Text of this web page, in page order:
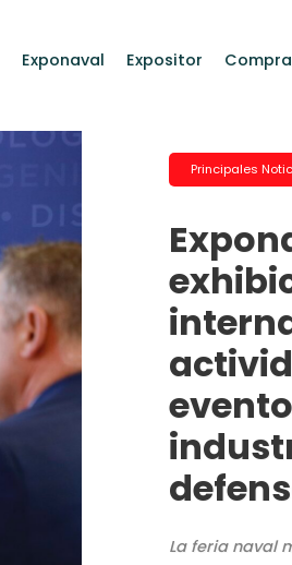
Exponaval Expositor
Principales
La feria naval